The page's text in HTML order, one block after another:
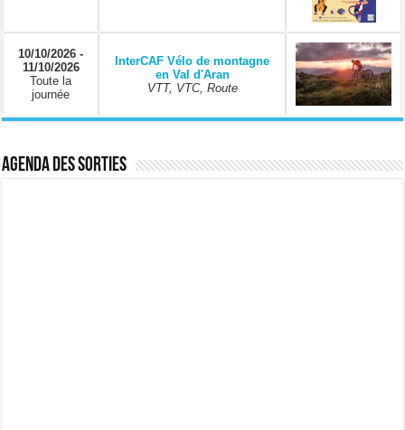
10/10/2026 -
11/10/2026
Toute la
journée
InterCAF Vélo de montagne
en Val d'Aran
VTT, VTC, Route
Agenda des sorties